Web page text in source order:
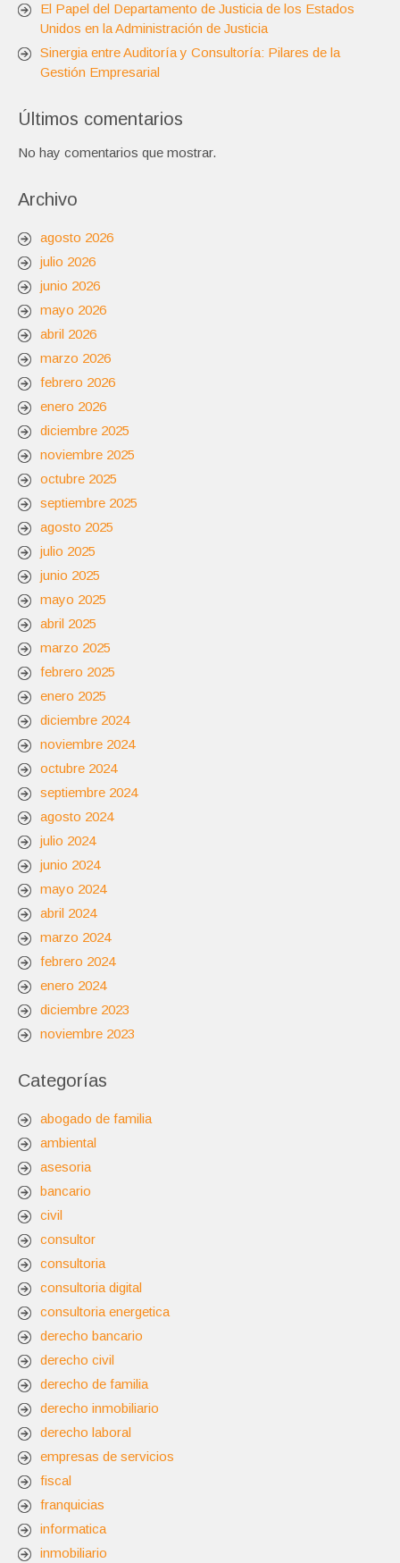
El Papel del Departamento de Justicia de los Estados
Unidos en la Administración de Justicia
Sinergia entre Auditoría y Consultoría: Pilares de la
Gestión Empresarial
Últimos comentarios
No hay comentarios que mostrar.
Archivo
agosto 2026
julio 2026
junio 2026
mayo 2026
abril 2026
marzo 2026
febrero 2026
enero 2026
diciembre 2025
noviembre 2025
octubre 2025
septiembre 2025
agosto 2025
julio 2025
junio 2025
mayo 2025
abril 2025
marzo 2025
febrero 2025
enero 2025
diciembre 2024
noviembre 2024
octubre 2024
septiembre 2024
agosto 2024
julio 2024
junio 2024
mayo 2024
abril 2024
marzo 2024
febrero 2024
enero 2024
diciembre 2023
noviembre 2023
Categorías
abogado de familia
ambiental
asesoria
bancario
civil
consultor
consultoria
consultoria digital
consultoria energetica
derecho bancario
derecho civil
derecho de familia
derecho inmobiliario
derecho laboral
empresas de servicios
fiscal
franquicias
informatica
inmobiliario